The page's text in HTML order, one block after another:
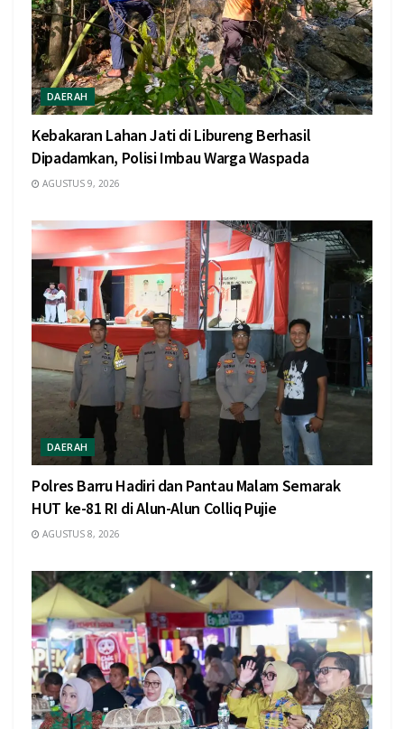
DAERAH
Kebakaran Lahan Jati di Libureng Berhasil
Dipadamkan, Polisi Imbau Warga Waspada
AGUSTUS 9, 2026
DAERAH
Polres Barru Hadiri dan Pantau Malam Semarak
HUT ke-81 RI di Alun-Alun Colliq Pujie
AGUSTUS 8, 2026